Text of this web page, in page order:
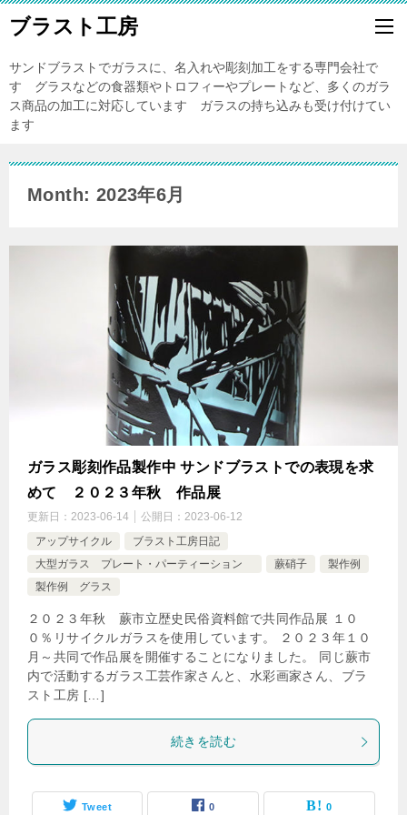
ブラスト工房
サンドブラストでガラスに、名入れや彫刻加工をする専門会社で
す グラスなどの食器類やトロフィーやプレートなど、多くのガラ
ス商品の加工に対応しています ガラスの持ち込みも受け付けてい
ます
Month: 2023年6月
ガラス彫刻作品製作中 サンドブラストでの表現を求
めて ２０２３年秋 作品展
更新日： 2023-06-14 公開日： 2023-06-12
アップサイクル
ブラスト工房日記
大型ガラス プレート・パーティーション
蕨硝子
製作例
製作例 グラス
２０２３年秋 蕨市立歴史民俗資料館で共同作品展 １０
０％リサイクルガラスを使用しています。 ２０２３年１０
月～共同で作品展を開催することになりました。 同じ蕨市
内で活動するガラス工芸作家さんと、水彩画家さん、ブラ
スト工房 […]
続きを読む
Tweet 0 0